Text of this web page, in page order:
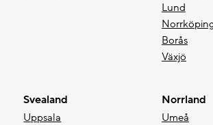
Lund
Borås
Växjö
Svealand
Uppsala
Norrland
Umeå